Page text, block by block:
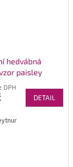
hedvábná
paisley
DPH
DETAIL